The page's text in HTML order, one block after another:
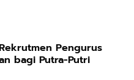
Pengurus
bagi Putra-Putri